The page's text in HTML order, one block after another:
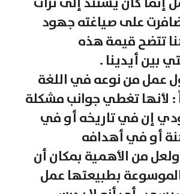
على صياغته جهود
تتضح قيمة هذه
بين أيدينا .
عمل من نوعه في اللغة
: لأنها تغطي جوانب مشكلة
إن في تاريخه أو في
أو في أهدافه
من الأهمية بمكان أن
بطبيعتها عمل